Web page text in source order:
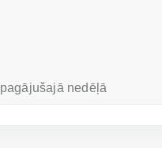
pagājušajā nedēļā